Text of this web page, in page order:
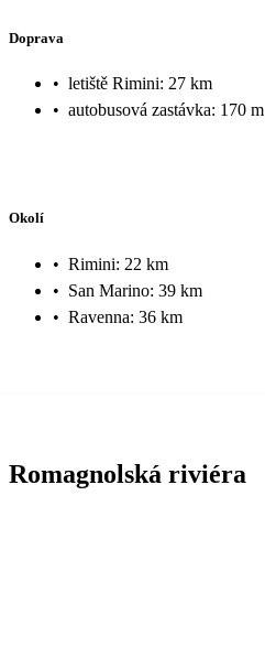
Doprava
• letiště Rimini: 27 km
• autobusová zastávka: 170 m
Okolí
• Rimini: 22 km
• San Marino: 39 km
• Ravenna: 36 km
Romagnolská riviéra